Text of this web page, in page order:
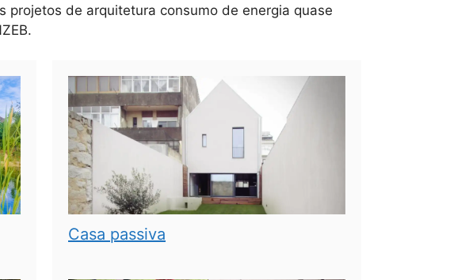
projetos de arquitetura consumo de energia quase
Casa passiva